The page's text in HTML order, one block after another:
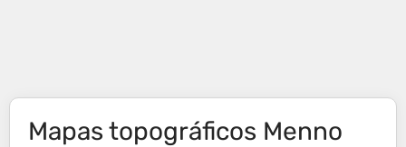
Mapas topográficos Menno